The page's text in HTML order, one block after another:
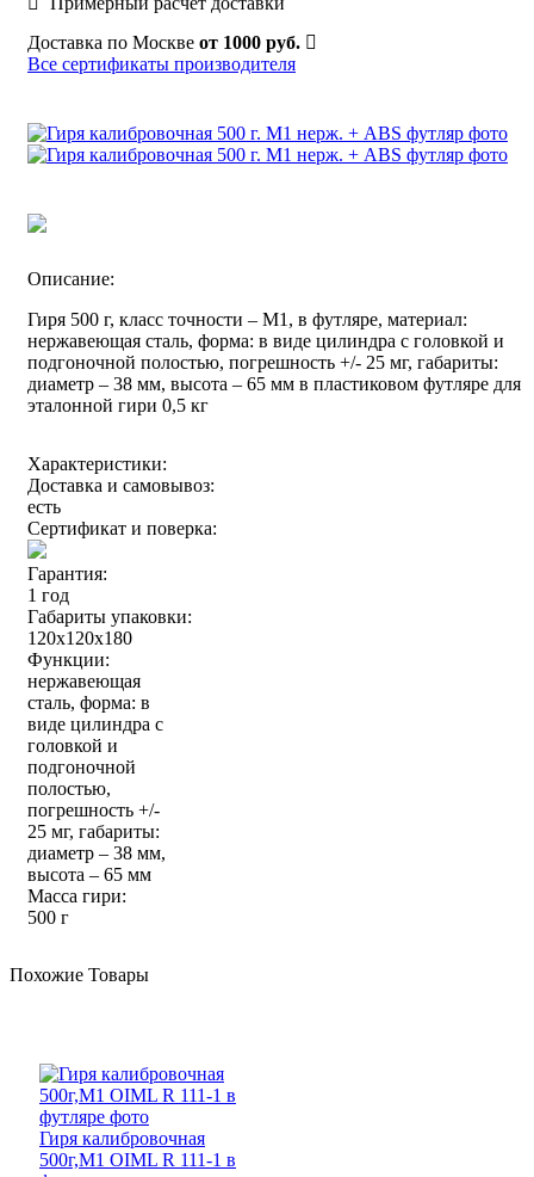
Доставка по Москве от 1000 руб.
Все сертификаты производителя
Описание:
Гиря 500 г, класс точности – М1, в футляре, материал:
нержавеющая сталь, форма: в виде цилиндра с головкой и
подгоночной полостью, погрешность +/- 25 мг, габариты:
диаметр – 38 мм, высота – 65 мм в пластиковом футляре для
эталонной гири 0,5 кг
Характеристики:
Доставка и самовывоз:
есть
Сертификат и поверка:
Гарантия:
1 год
Габариты упаковки:
120х120х180
Функции:
нержавеющая
сталь, форма: в
виде цилиндра с
головкой и
подгоночной
полостью,
погрешность +/-
25 мг, габариты:
диаметр – 38 мм,
высота – 65 мм
Масса гири:
500 г
Похожие Товары
Гиря калибровочная
500г,М1 OIML R 111-1 в